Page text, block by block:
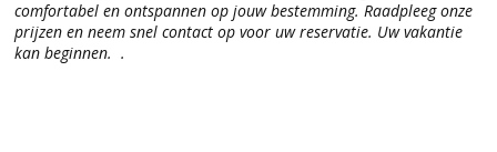
comfortabel en ontspannen op jouw bestemming. Raadpleeg onze
prijzen en neem snel contact op voor uw reservatie. Uw vakantie
kan beginnen. .